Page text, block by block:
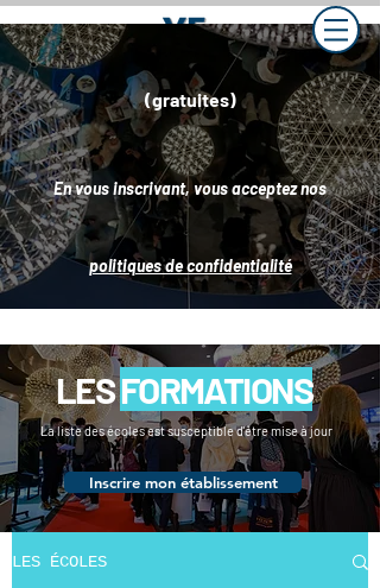
(gratuites)
En vous inscrivant, vous acceptez nos
politiques de confidentialité
LESFORMATIONS
Inscrire mon établissement
La liste des écoles est susceptible d'être mise à jour
LES ÉCOLES